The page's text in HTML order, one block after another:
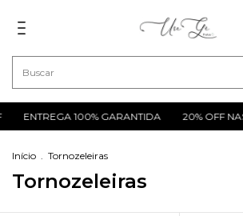
ENTREGA 100% GARANTIDA 20% OFF
Início . Tornozeleiras
Tornozeleiras